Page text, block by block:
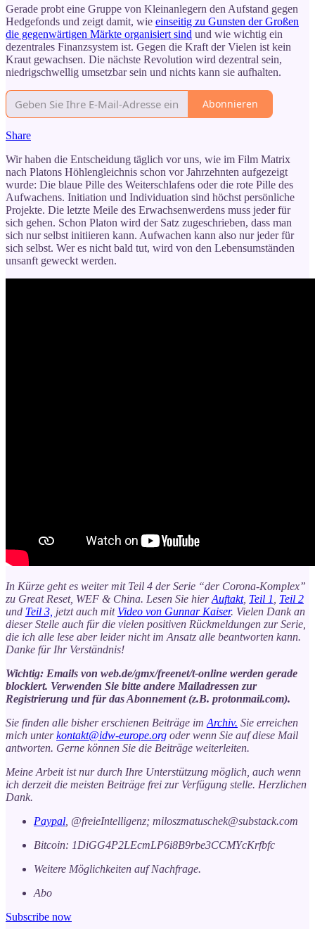
Gerade probt eine Gruppe von Kleinanlegern den Aufstand gegen
Hedgefonds und zeigt damit, wie einseitig zu Gunsten der Großen
die gegenwärtigen Märkte organisiert sind und wie wichtig ein
dezentrales Finanzsystem ist. Gegen die Kraft der Vielen ist kein
Kraut gewachsen. Die nächste Revolution wird dezentral sein,
niedrigschwellig umsetzbar sein und nichts kann sie aufhalten.
Abonnieren
Share
Wir haben die Entscheidung täglich vor uns, wie im Film Matrix
nach Platons Höhlengleichnis schon vor Jahrzehnten aufgezeigt
wurde: Die blaue Pille des Weiterschlafens oder die rote Pille des
Aufwachens. Initiation und Individuation sind höchst persönliche
Projekte. Die letzte Meile des Erwachsenwerdens muss jeder für
sich gehen. Schon Platon wird der Satz zugeschrieben, dass man
sich nur selbst initiieren kann. Aufwachen kann also nur jeder für
sich selbst. Wer es nicht bald tut, wird von den Lebensumständen
unsanft geweckt werden.
In Kürze geht es weiter mit Teil 4 der Serie “der Corona-Komplex”
zu Great Reset, WEF & China. Lesen Sie hierAuftakt, Teil 1
Teil 2
und Teil 3, jetzt auch mit Video von Gunnar Kaiser. Vielen Dank an
dieser Stelle auch für die vielen positiven Rückmeldungen zur Serie,
die ich alle lese aber leider nicht im Ansatz alle beantworten kann.
Danke für Ihr Verständnis!
Wichtig: Emails von web.de/gmx/freenet/t-online werden gerade
blockiert. Verwenden Sie bitte andere Mailadressen zur
Registrierung und für das Abonnement (z.B. protonmail.com).
Sie finden alle bisher erschienen Beiträge im Archiv. Sie erreichen
mich unterkontakt@idw-europe.org oder wenn Sie auf diese Mail
antworten. Gerne können Sie die Beiträge weiterleiten.
Meine Arbeit ist nur durch Ihre Unterstützung möglich, auch wenn
ich derzeit die meisten Beiträge frei zur Verfügung stelle. Herzlichen
Dank.
Paypal , @freieIntelligenz; miloszmatuschek@substack.com
Bitcoin: 1DiGG4P2LEcmLP6i8B9rbe3CCMYcKrfbfc
Weitere Möglichkeiten auf Nachfrage.
Abo
Subscribe now